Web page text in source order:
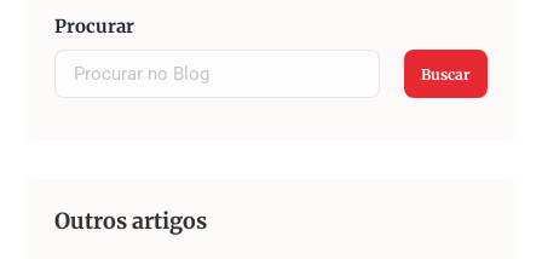
Procurar
Buscar
Outros artigos